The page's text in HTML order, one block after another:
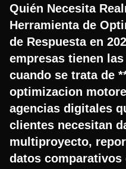
Quién Necesita
Herramienta de
de Respuesta en
empresas tienen
cuando se trata de
optimizacion
agencias digitales
clientes necesitan
multiproyecto,
datos comparativos